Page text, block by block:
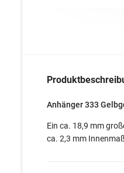
Anhänger 333
Ein ca. 18,9 mm
ca. 2,3 mm